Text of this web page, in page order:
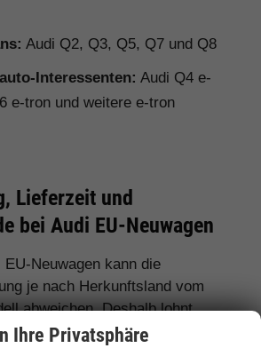
Audi Q2, Q3, Q5, Q7 und Q8
Interessenten: Audi Q4 e-
e-tron und weitere e-tron
Lieferzeit und
bei Audi EU-Neuwagen
EU-Neuwagen kann die
je nach Herkunftsland vom
abweichen. Deshalb lohnt
Vergleich. Hamburgcars achtet
Ihre Privatsphäre